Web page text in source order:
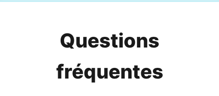
Questions
fréquentes